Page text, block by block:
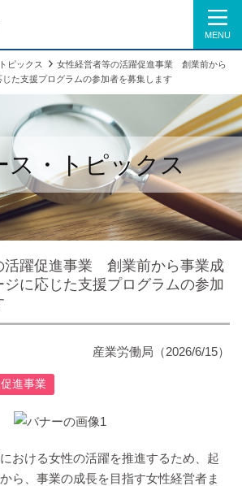
MENU
ピックス
女性経営者等の活躍促進事業 創業前から
た支援プログラムの参加者を募集します
ス・トピックス
活躍促進事業 創業前から事業成
に応じた支援プログラムの参加
産業労働局（2026/6/15）
進事業
おける女性の活躍を推進するため、起
ら、事業の成長を目指す女性経営者ま